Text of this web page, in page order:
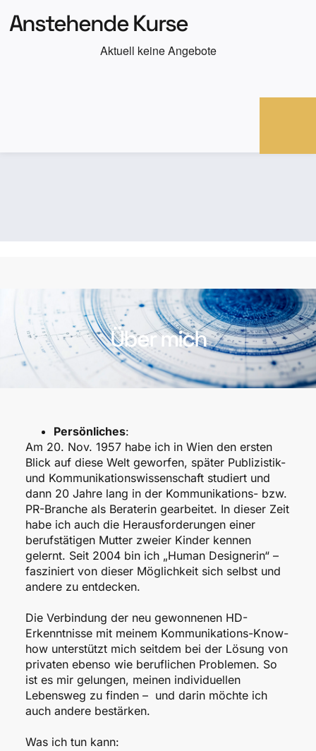
Anstehende Kurse
Aktuell keine Angebote
Über mich
Persönliches:
Am 20. Nov. 1957 habe ich in Wien den ersten
Blick auf diese Welt geworfen, später Publizistik-
und Kommunikationswissenschaft studiert und
dann 20 Jahre lang in der Kommunikations- bzw.
PR-Branche als Beraterin gearbeitet. In dieser Zeit
habe ich auch die Herausforderungen einer
berufstätigen Mutter zweier Kinder kennen
gelernt. Seit 2004 bin ich „Human Designerin“ –
fasziniert von dieser Möglichkeit sich selbst und
andere zu entdecken.
Die Verbindung der neu gewonnenen HD-
Erkenntnisse mit meinem Kommunikations-Know-
how unterstützt mich seitdem bei der Lösung von
privaten ebenso wie beruflichen Problemen. So
ist es mir gelungen, meinen individuellen
Lebensweg zu finden – und darin möchte ich
auch andere bestärken.
Was ich tun kann: